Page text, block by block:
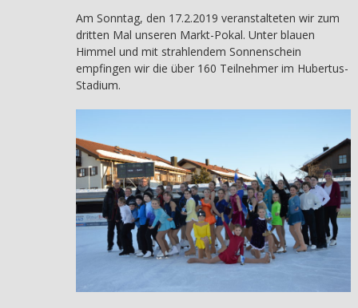
Am Sonntag, den 17.2.2019 veranstalteten wir zum
dritten Mal unseren Markt-Pokal. Unter blauen
Himmel und mit strahlendem Sonnenschein
empfingen wir die über 160 Teilnehmer im Hubertus-
Stadium.